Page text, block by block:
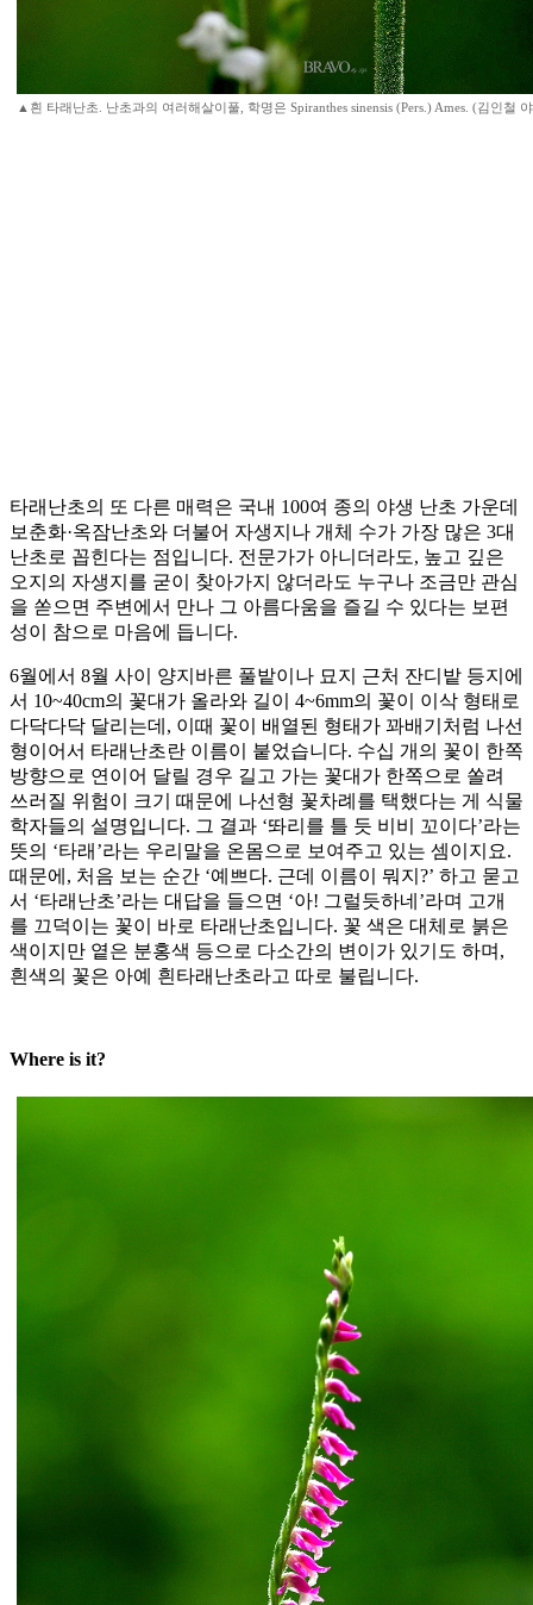
▲흰 타래난초. 난초과의 여러해살이풀, 학명은 Spiranthes sinensis (Pers.) Ames. (김인철
타래난초의 또 다른 매력은 국내 100여 종의 야생 난초 가운데
보춘화·옥잠난초와 더불어 자생지나 개체 수가 가장 많은 3대
난초로 꼽힌다는 점입니다. 전문가가 아니더라도, 높고 깊은
오지의 자생지를 굳이 찾아가지 않더라도 누구나 조금만 관심
을 쏟으면 주변에서 만나 그 아름다움을 즐길 수 있다는 보편
성이 참으로 마음에 듭니다.
6월에서 8월 사이 양지바른 풀밭이나 묘지 근처 잔디밭 등지에
서 10~40cm의 꽃대가 올라와 길이 4~6mm의 꽃이 이삭 형태로
다닥다닥 달리는데, 이때 꽃이 배열된 형태가 꽈배기처럼 나선
형이어서 타래난초란 이름이 붙었습니다. 수십 개의 꽃이 한쪽
방향으로 연이어 달릴 경우 길고 가는 꽃대가 한쪽으로 쏠려
쓰러질 위험이 크기 때문에 나선형 꽃차례를 택했다는 게 식물
학자들의 설명입니다. 그 결과 ‘똬리를 틀 듯 비비 꼬이다’라는
뜻의 ‘타래’라는 우리말을 온몸으로 보여주고 있는 셈이지요.
때문에, 처음 보는 순간 ‘예쁘다. 근데 이름이 뭐지?’ 하고 묻고
서 ‘타래난초’라는 대답을 들으면 ‘아! 그럴듯하네’라며 고개
를 끄덕이는 꽃이 바로 타래난초입니다. 꽃 색은 대체로 붉은
색이지만 옅은 분홍색 등으로 다소간의 변이가 있기도 하며,
흰색의 꽃은 아예 흰타래난초라고 따로 불립니다.
Where is it?